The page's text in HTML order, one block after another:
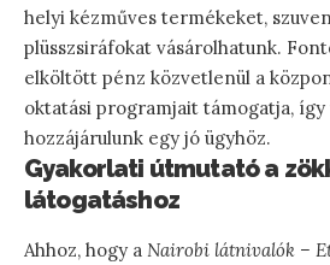
helyi kézműves termékeket,
plüsszsiráfokat vásárolhatunk.
elköltött pénz közvetlenül a
oktatási programjait támogatja, így
hozzájárulunk egy jó ügyhöz.
Gyakorlati útmutató a
látogatáshoz
Ahhoz, hogy a Nairobi látnivalók –